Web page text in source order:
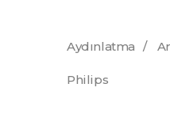
Aydınlatma /
Philips